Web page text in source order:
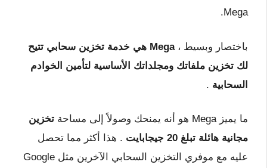
Mega.
باختصار وبسيط ،
Mega هي خدمة تخزين سحابي تتيح
لك تخزين ملفاتك ومجلداتك الأساسية لتأمين الخوادم
السحابية .
ما يميز Mega هو أنه يمنحك وصولاً إلى مساحة
تخزين
مجانية هائلة تبلغ 20 جيجابايت
. هذا أكثر مما تحصل
عليه مع موفري التخزين السحابي الآخرين مثل Google